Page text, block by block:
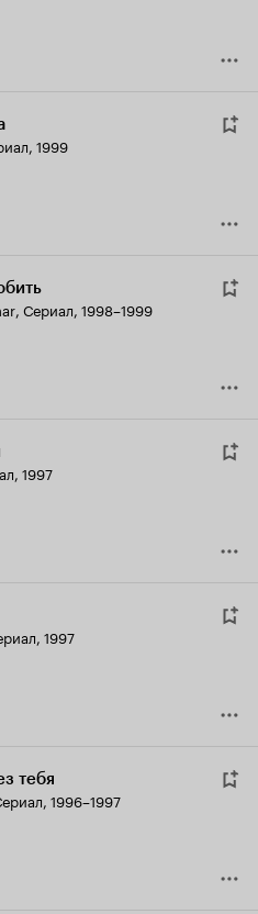
1999
, Сериал, 1998–1999
1997
1997
тебя
1996–1997